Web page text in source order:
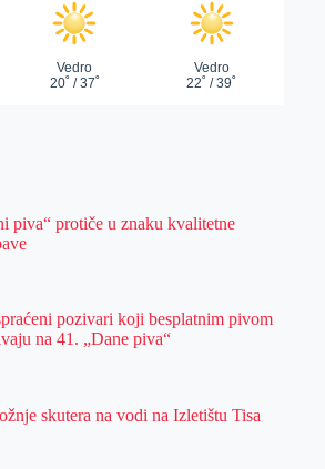
piva“ protiče u znaku kvalitetne
pozivari koji besplatnim pivom
na 41. „Dane piva“
skutera na vodi na Izletištu Tisa